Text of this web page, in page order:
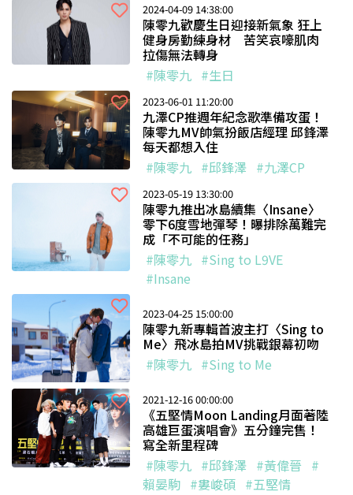
2024-04-09 14:38:00
陳零九歡慶生日迎接新氣象 狂上
健身房勤練身材 苦笑哀嚎肌肉
拉傷無法轉身
#陳零九 #生日
2023-06-01 11:20:00
九澤CP推週年紀念歌準備攻蛋！
陳零九MV帥氣扮飯店經理 邱鋒澤
每天都想入住
#陳零九 #邱鋒澤 #九澤CP
2023-05-19 13:30:00
陳零九推出冰島續集〈Insane〉
零下6度雪地彈琴！曝排除萬難完
成「不可能的任務」
#陳零九 #Sing to L9VE
#Insane
2023-04-25 15:00:00
陳零九新專輯首波主打〈Sing to
Me〉飛冰島拍MV挑戰銀幕初吻
#陳零九 #Sing to Me
2021-12-16 00:00:00
《五堅情Moon Landing月面著陸
高雄巨蛋演唱會》五分鐘完售！
寫全新里程碑
#陳零九 #邱鋒澤 #黃偉晉 #
賴晏駒 #婁峻碩 #五堅情